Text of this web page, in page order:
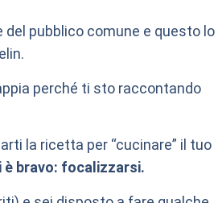
pubblico comune e questo lo
perché ti sto raccontando
la ricetta per “cucinare” il tuo
è bravo: focalizzarsi.